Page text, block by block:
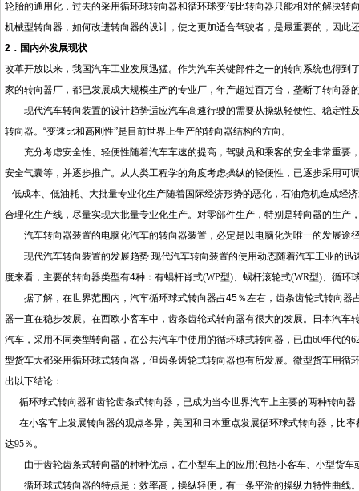
轮胎的通用化，过去的采用循环球转向器和循环球变传比转向器只能相对的解决
机械型转向器，如何改进转向器的设计，使之更加适合驾驶者，是最重要的，因此
2．国内外发展现状
改革开放以来，我国汽车工业发展迅猛。作为汽车关键部件之一的转向系统也得
家的转向器厂，都已发展成大规模生产的专业厂，年产超过百万台，垄断了转向器
现代汽车转向装置的设计趋势适应汽车高速行驶的需要从操纵轻便性、稳定性
转向器。 “变速比和高刚性”是目前世界上生产的转向器结构的方向。
充分考虑安全性、轻便性随着汽车车速的提高，驾驶员和乘客的安全非常重要
安全气囊等，并逐步推广。从人类工程学的角度考虑操纵的轻便性，已逐步采用可
低成本、低油耗、大批量专业化生产随着国际经济形势的恶化，石油危机造成经
合理化生产线，尽量实现大批量专业化生产。对零部件生产，特别是转向器的生产
汽车转向器装置的电脑化汽车的转向器装置，必定是以电脑化为唯一的发展途
现代汽车转向装置的发展趋势 现代汽车转向装置的使用动态随着汽车工业的
度来看，主要的转向器类型有4种：有蜗杆肖式(WP型)、蜗杆滚轮式(WR型)、循环
据了解，在世界范围内，汽车循环球式转向器占45％左右，齿条齿轮式转向器
器一直在稳步发展。在西欧小客车中，齿条齿轮式转向器有很大的发展。日本汽
汽车，采用不同类型转向器，在公共汽车中使用的循环球式转向器，已由60年代的
型货车大都采用循环球式转向器，但齿条齿轮式转向器也有所发展。微型货车用循
出以下结论：
循环球式转向器和齿轮齿条式转向器，已成为当今世界汽车上主要的两种转向器
在小客车上发展转向器的观点各异，美国和日本重点发展循环球式转向器，比率
达95％。
由于齿轮齿条式转向器的种种优点，在小型车上的应用(包括小客车、小型货车
循环球式转向器的特点是：效率高，操纵轻便，有一条平滑的操纵力特性曲线